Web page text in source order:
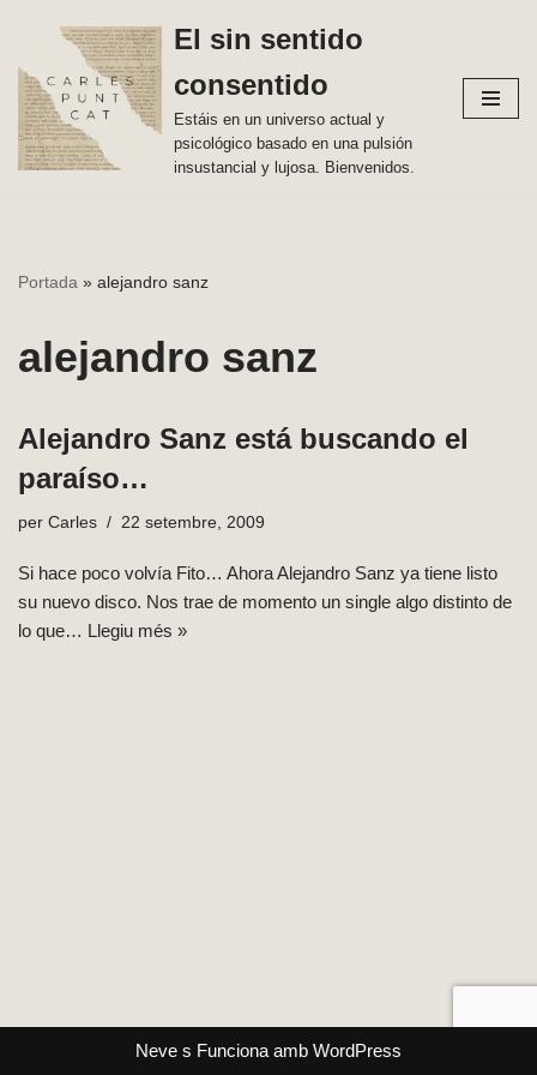
Vés
al
contingut
El sin sentido
consentido
Estáis en un universo actual y
psicológico basado en una pulsión
insustancial y lujosa. Bienvenidos.
Portada » alejandro sanz
alejandro sanz
Alejandro Sanz está buscando el
paraíso…
per Carles 22 setembre, 2009
Si hace poco volvía Fito… Ahora Alejandro Sanz ya tiene listo
su nuevo disco. Nos trae de momento un single algo distinto de
lo que… Llegiu més »
Neve s Funciona amb WordPress